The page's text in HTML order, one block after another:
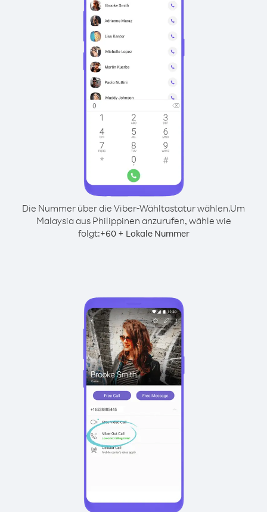
Die Nummer über die Viber-Wähltastatur wählen.Um
Malaysia aus Philippinen anzurufen, wähle wie
folgt:+60+ Lokale Nummer